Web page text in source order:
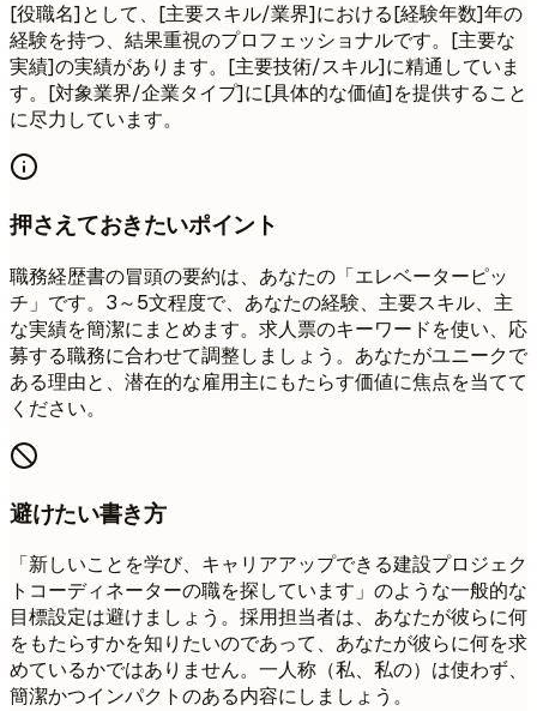
[役職名]として、[主要スキル/業界]における[経験年数]年の
経験を持つ、結果重視のプロフェッショナルです。[主要な
実績]の実績があります。[主要技術/スキル]に精通していま
す。[対象業界/企業タイプ]に[具体的な価値]を提供すること
に尽力しています。
押さえておきたいポイント
職務経歴書の冒頭の要約は、あなたの「エレベーターピッ
チ」です。3～5文程度で、あなたの経験、主要スキル、主
な実績を簡潔にまとめます。求人票のキーワードを使い、応
募する職務に合わせて調整しましょう。あなたがユニークで
ある理由と、潜在的な雇用主にもたらす価値に焦点を当てて
ください。
避けたい書き方
「新しいことを学び、キャリアアップできる建設プロジェク
トコーディネーターの職を探しています」のような一般的な
目標設定は避けましょう。採用担当者は、あなたが彼らに何
をもたらすかを知りたいのであって、あなたが彼らに何を求
めているかではありません。一人称（私、私の）は使わず、
簡潔かつインパクトのある内容にしましょう。